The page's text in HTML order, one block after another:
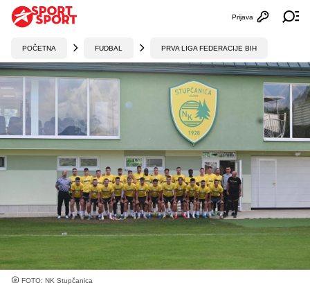
Otvori
Prijava
POČETNA FUDBAL PRVA LIGA FEDERACIJE BIH
FOTO: NK Stupčanica